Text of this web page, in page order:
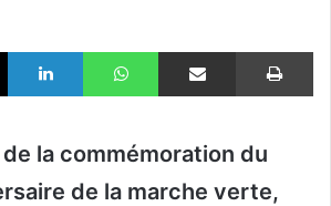
X Linkedin WhatsApp Partager par email
la commémoration du
de la marche verte,